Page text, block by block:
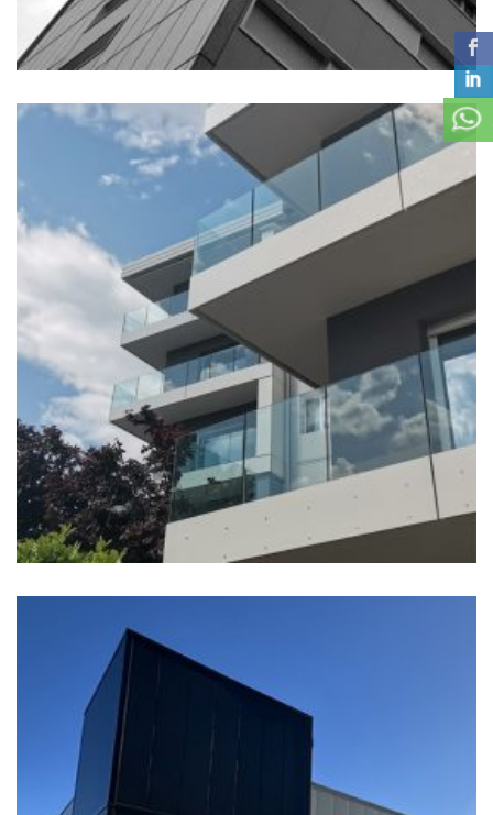
+
CONDOMINIO SPALLIERA
Edifici abitatitivi, TOP 20